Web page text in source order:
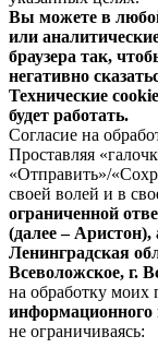
Вы можете в
или
браузера так,
негативно
Технические
будет работать.
Согласие на
Проставляя
«Отправить»/
своей волей и в
ограниченной
(далее – Аристон),
Ленинградская
Всеволожское, г.
на обработку моих
информационного
не ограничиваясь: